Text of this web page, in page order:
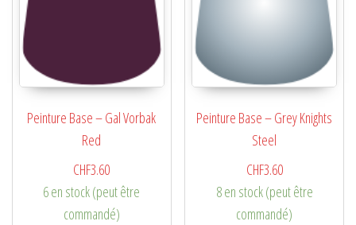
Peinture Base – Gal Vorbak
Red
CHF3.60
6 en stock (peut être
commandé)
Peinture Base – Grey Knights
Steel
CHF3.60
8 en stock (peut être
commandé)